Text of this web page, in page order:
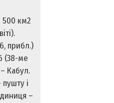
500 км2
прибл.)
(38-ме
Кабул.
і
–